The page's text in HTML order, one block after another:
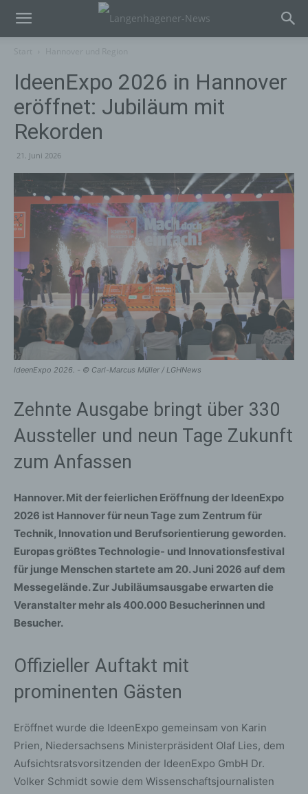
IdeenExpo 2026 in Hannover
eröffnet: Jubiläum mit
Rekorden
21. Juni 2026
IdeenExpo 2026. - © Carl-Marcus Müller / LGHNews
Zehnte Ausgabe bringt über 330
Aussteller und neun Tage Zukunft
zum Anfassen
Hannover.Mit der feierlichen Eröffnung der IdeenExpo
2026 ist Hannover für neun Tage zum Zentrum für
Technik, Innovation und Berufsorientierung geworden.
Europas größtes Technologie- und Innovationsfestival
für junge Menschen startete am 20. Juni 2026 auf dem
Messegelände. Zur Jubiläumsausgabe erwarten die
Veranstalter mehr als 400.000 Besucherinnen und
Besucher.
Offizieller Auftakt mit
prominenten Gästen
Eröffnet wurde die IdeenExpo gemeinsam von Karin
Prien, Niedersachsens Ministerpräsident Olaf Lies, dem
Aufsichtsratsvorsitzenden der IdeenExpo GmbH Dr.
Volker Schmidt sowie dem Wissenschaftsjournalisten